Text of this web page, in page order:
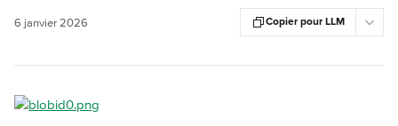
6 janvier 2026 Copier pour LLM